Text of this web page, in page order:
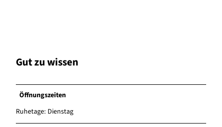
Gut zu wissen
Öffnungszeiten
Ruhetage: Dienstag